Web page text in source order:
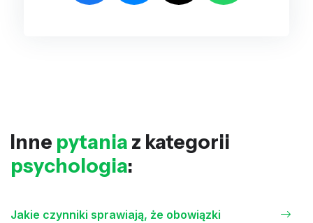
Inne pytania z kategorii
psychologia:
Jakie czynniki sprawiają, że obowiązki